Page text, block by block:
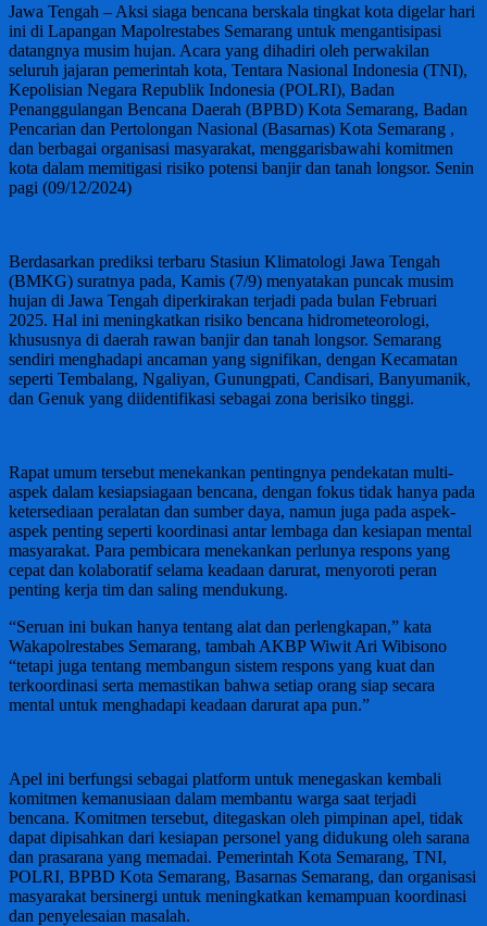
Jawa Tengah – Aksi siaga bencana berskala tingkat kota digelar hari
ini di Lapangan Mapolrestabes Semarang untuk mengantisipasi
datangnya musim hujan. Acara yang dihadiri oleh perwakilan
seluruh jajaran pemerintah kota, Tentara Nasional Indonesia (TNI),
Kepolisian Negara Republik Indonesia (POLRI), Badan
Penanggulangan Bencana Daerah (BPBD) Kota Semarang, Badan
Pencarian dan Pertolongan Nasional (Basarnas) Kota Semarang ,
dan berbagai organisasi masyarakat, menggarisbawahi komitmen
kota dalam memitigasi risiko potensi banjir dan tanah longsor. Senin
pagi (09/12/2024)
Berdasarkan prediksi terbaru Stasiun Klimatologi Jawa Tengah
(BMKG) suratnya pada, Kamis (7/9) menyatakan puncak musim
hujan di Jawa Tengah diperkirakan terjadi pada bulan Februari
2025. Hal ini meningkatkan risiko bencana hidrometeorologi,
khususnya di daerah rawan banjir dan tanah longsor. Semarang
sendiri menghadapi ancaman yang signifikan, dengan Kecamatan
seperti Tembalang, Ngaliyan, Gunungpati, Candisari, Banyumanik,
dan Genuk yang diidentifikasi sebagai zona berisiko tinggi.
Rapat umum tersebut menekankan pentingnya pendekatan multi-
aspek dalam kesiapsiagaan bencana, dengan fokus tidak hanya pada
ketersediaan peralatan dan sumber daya, namun juga pada aspek-
aspek penting seperti koordinasi antar lembaga dan kesiapan mental
masyarakat. Para pembicara menekankan perlunya respons yang
cepat dan kolaboratif selama keadaan darurat, menyoroti peran
penting kerja tim dan saling mendukung.
“Seruan ini bukan hanya tentang alat dan perlengkapan,” kata
Wakapolrestabes Semarang, tambah AKBP Wiwit Ari Wibisono
“tetapi juga tentang membangun sistem respons yang kuat dan
terkoordinasi serta memastikan bahwa setiap orang siap secara
mental untuk menghadapi keadaan darurat apa pun.”
Apel ini berfungsi sebagai platform untuk menegaskan kembali
komitmen kemanusiaan dalam membantu warga saat terjadi
bencana. Komitmen tersebut, ditegaskan oleh pimpinan apel, tidak
dapat dipisahkan dari kesiapan personel yang didukung oleh sarana
dan prasarana yang memadai. Pemerintah Kota Semarang, TNI,
POLRI, BPBD Kota Semarang, Basarnas Semarang, dan organisasi
masyarakat bersinergi untuk meningkatkan kemampuan koordinasi
dan penyelesaian masalah.